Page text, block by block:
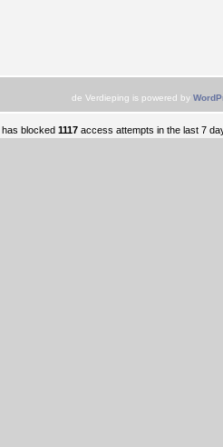
de Verdieping is powered by
has blocked 1117 access attempts in the last 7